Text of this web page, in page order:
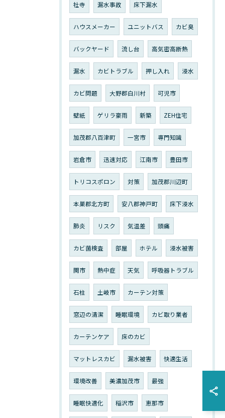
社寺 漏水事故 床下漏水
ハウスメーカー ユニットバス カビ臭
バックヤード 流し台 高気密高断熱
漏水 カビトラブル 押し入れ 浸水
カビ問題 大野郡白川村 可児市
壁紙 ゲリラ豪雨 新築 ZEH住宅
加茂郡八百津町 一宮市 専門知識
岩倉市 迅速対応 江南市 豊田市
トリコスポロン 対策 加茂郡川辺町
本巣郡北方町 安八郡神戸町 床下浸水
肺炎 リスク 気温差 頭痛
カビ菌検査 部屋 ホテル 浸水被害
関市 熱中症 天気 呼吸器トラブル
石柱 土岐市 カーテン対策
窓辺の清潔 睡眠環境 カビ取り業者
カーテンケア 床のカビ
マットレスカビ 漏水被害 快適生活
環境改善 美濃加茂市 最強
睡眠快適化 稲沢市 恵那市